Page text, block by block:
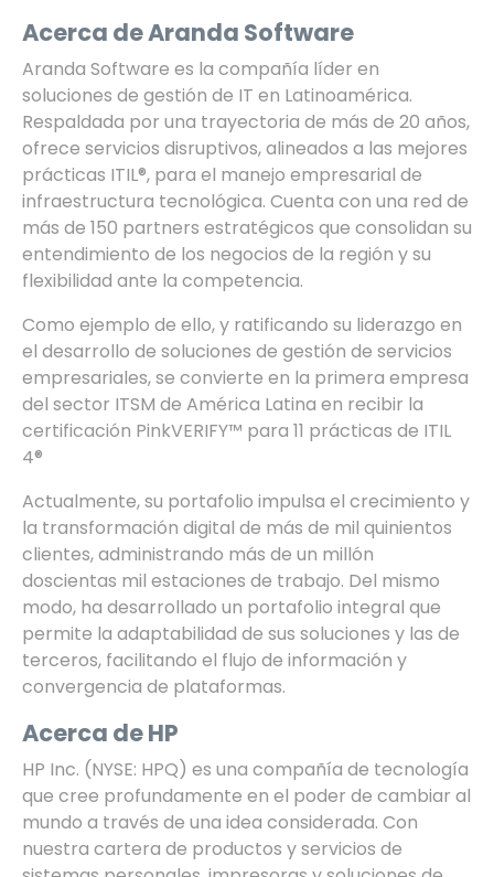
Acerca de Aranda Software
Aranda Software es la compañía líder en
soluciones de gestión de IT en Latinoamérica.
Respaldada por una trayectoria de más de 20 años,
ofrece servicios disruptivos, alineados a las mejores
prácticas ITIL®, para el manejo empresarial de
infraestructura tecnológica. Cuenta con una red de
más de 150 partners estratégicos que consolidan su
entendimiento de los negocios de la región y su
flexibilidad ante la competencia.
Como ejemplo de ello, y ratificando su liderazgo en
el desarrollo de soluciones de gestión de servicios
empresariales, se convierte en la primera empresa
del sector ITSM de América Latina en recibir la
certificación PinkVERIFY™ para 11 prácticas de ITIL
4®
Actualmente, su portafolio impulsa el crecimiento y
la transformación digital de más de mil quinientos
clientes, administrando más de un millón
doscientas mil estaciones de trabajo. Del mismo
modo, ha desarrollado un portafolio integral que
permite la adaptabilidad de sus soluciones y las de
terceros, facilitando el flujo de información y
convergencia de plataformas.
Acerca de HP
HP Inc. (NYSE: HPQ) es una compañía de tecnología
que cree profundamente en el poder de cambiar al
mundo a través de una idea considerada. Con
nuestra cartera de productos y servicios de